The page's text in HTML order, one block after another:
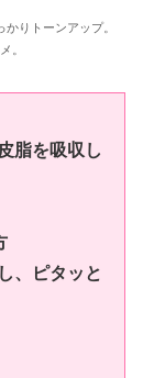
りトーンアップ。
。
脂を吸収し
、ピタッと